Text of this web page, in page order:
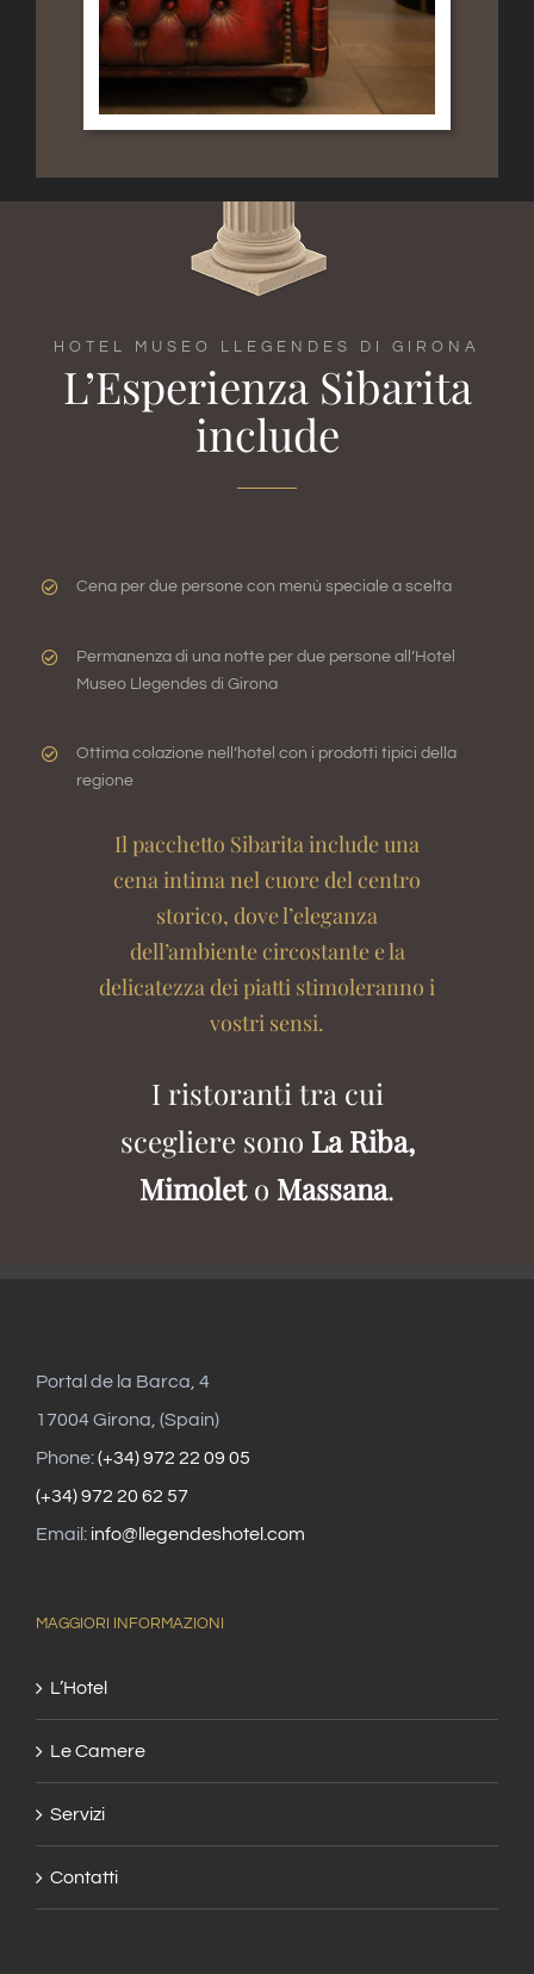
HOTEL MUSEO LLEGENDES DI GIRONA
L’Esperienza Sibarita
include
Cena per due persone con menù speciale a scelta
Permanenza di una notte per due persone all’Hotel
Museo Llegendes di Girona
Ottima colazione nell’hotel con i prodotti tipici della
regione
Il pacchetto Sibarita include una
cena intima nel cuore del centro
storico, dove l’eleganza
dell’ambiente circostante e la
delicatezza dei piatti stimoleranno i
vostri sensi.
I ristoranti tra cui
scegliere sono La Riba,
Mimoleto Massana.
Portal de la Barca, 4
17004 Girona, (Spain)
Phone:(+34) 972 22 09 05
(+34) 972 20 62 57
Email: info@llegendeshotel.com
MAGGIORI INFORMAZIONI
L’Hotel
Le Camere
Servizi
Contatti